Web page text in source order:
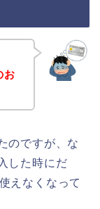
お
のですが、な
した時にだ
えなくなって